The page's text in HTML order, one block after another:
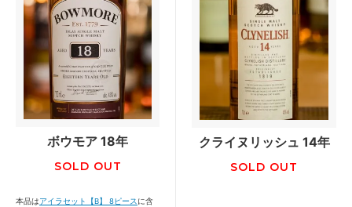
ボウモア 18年
SOLD OUT
本品はアイラセット【B】 8ピースに含
クライヌリッシュ 14年
SOLD OUT